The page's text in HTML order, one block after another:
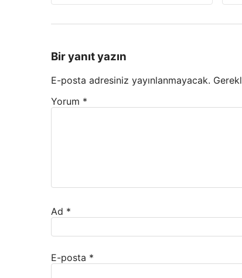
Bir yanıt yazın
E-posta adresiniz yayınlanmayacak.
Yorum *
Ad *
E-posta *